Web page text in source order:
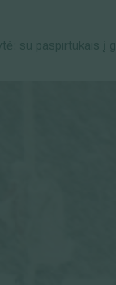
su paspirtukais į